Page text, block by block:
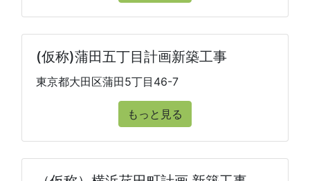
(仮称)蒲田五丁目計画新築工事
東京都大田区蒲田5丁目46-7
もっと見る